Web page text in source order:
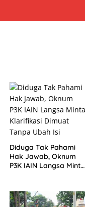
Diduga Tak Pahami
Hak Jawab, Oknum
P3K IAIN Langsa Minta